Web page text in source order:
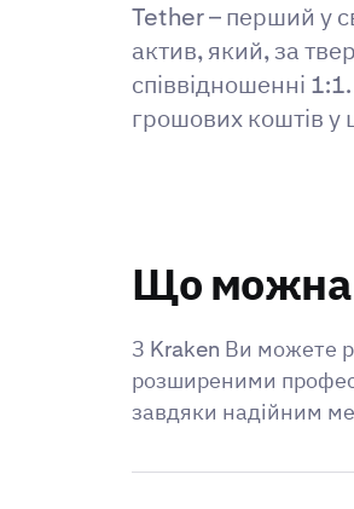
Tether – перший у
актив, який, за
співвідношенні
грошових коштів у
Що можна
З Kraken Ви можете
розширеними
завдяки надійним